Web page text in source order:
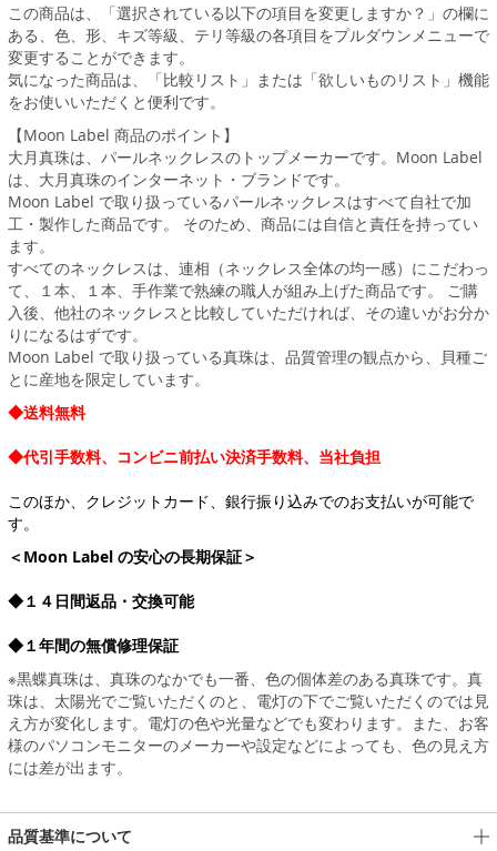
この商品は、「選択されている以下の項目を変更しますか？」の欄に
ある、色、形、キズ等級、テリ等級の各項目をプルダウンメニューで
変更することができます。
気になった商品は、「比較リスト」または「欲しいものリスト」機能
をお使いいただくと便利です。
【Moon Label 商品のポイント】
大月真珠は、パールネックレスのトップメーカーです。Moon Label
は、大月真珠のインターネット・ブランドです。
Moon Label で取り扱っているパールネックレスはすべて自社で加
工・製作した商品です。 そのため、商品には自信と責任を持ってい
ます。
すべてのネックレスは、連相（ネックレス全体の均一感）にこだわっ
て、１本、１本、手作業で熟練の職人が組み上げた商品です。 ご購
入後、他社のネックレスと比較していただければ、その違いがお分か
りになるはずです。
Moon Label で取り扱っている真珠は、品質管理の観点から、貝種ご
とに産地を限定しています。
◆送料無料
◆代引手数料、コンビニ前払い決済手数料、当社負担
このほか、クレジットカード、銀行振り込みでのお支払いが可能で
す。
＜Moon Label の安心の長期保証＞
◆１４日間返品・交換可能
◆１年間の無償修理保証
※黒蝶真珠は、真珠のなかでも一番、色の個体差のある真珠です。真
珠は、太陽光でご覧いただくのと、電灯の下でご覧いただくのでは見
え方が変化します。電灯の色や光量などでも変わります。また、お客
様のパソコンモニターのメーカーや設定などによっても、色の見え方
には差が出ます。
品質基準について